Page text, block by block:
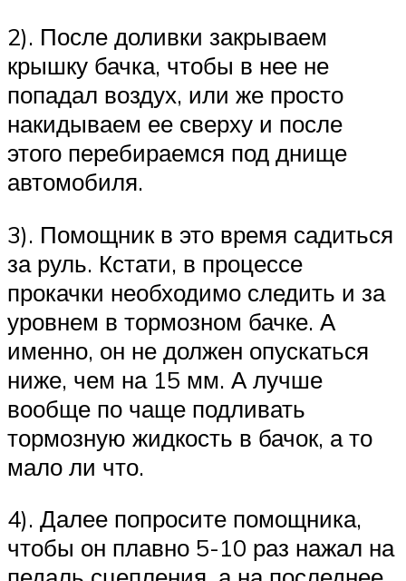
2). После доливки закрываем
крышку бачка, чтобы в нее не
попадал воздух, или же просто
накидываем ее сверху и после
этого перебираемся под днище
автомобиля.
3). Помощник в это время садиться
за руль. Кстати, в процессе
прокачки необходимо следить и за
уровнем в тормозном бачке. А
именно, он не должен опускаться
ниже, чем на 15 мм. А лучше
вообще по чаще подливать
тормозную жидкость в бачок, а то
мало ли что.
4). Далее попросите помощника,
чтобы он плавно 5-10 раз нажал на